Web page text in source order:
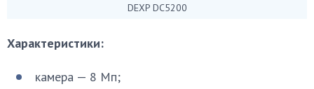
DEXP DC5200
Характеристики:
камера — 8 Мп;